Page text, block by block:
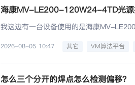
海康MV-LE200-120W24-4TD光源
我这边有一台设备使用的是海康MV-
2026-08-05 10:47 其它 VM算法平台
怎么三个分开的焊点怎么检测偏移？